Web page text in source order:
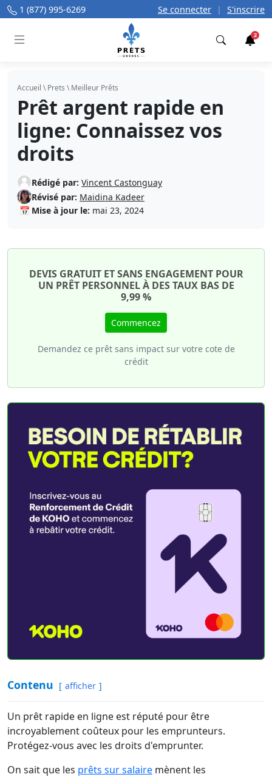
1 (877) 995-6269 Se connecter | S'inscrire
2
Accueil \Prets \Meilleur Prêts
Prêt argent rapide en
ligne: Connaissez vos
droits
Rédigé par: Vincent Castonguay
Révisé par: Maidina Kadeer
📅 Mise à jour le: mai 23, 2024
DEVIS GRATUIT ET SANS ENGAGEMENT POUR
UN PRÊT PERSONNEL À DES TAUX BAS DE
9,99 %
Commencez
Demandez ce prêt sans impact sur votre cote de
crédit
Contenu afficher
Un prêt rapide en ligne est réputé pour être
incroyablement coûteux pour les emprunteurs.
Protégez-vous avec les droits d'emprunter.
On sait que les prêts sur salaire mènent les